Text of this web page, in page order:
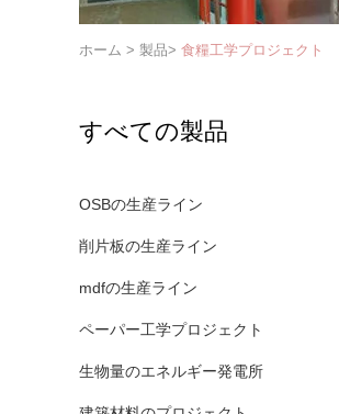
ホーム > 製品> 食糧工学プロジェクト
すべての製品
OSBの生産ライン
削片板の生産ライン
mdfの生産ライン
ペーパー工学プロジェクト
生物量のエネルギー発電所